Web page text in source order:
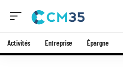
Activités Entreprise Épargne